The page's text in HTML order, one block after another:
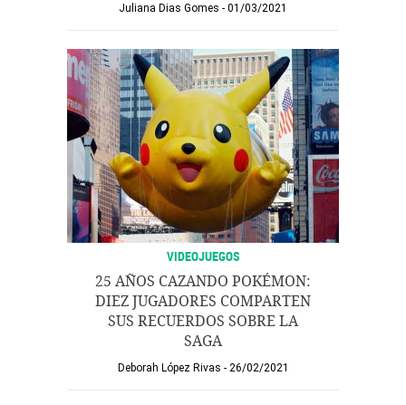
Juliana Dias Gomes 01/03/2021
VIDEOJUEGOS
25 AÑOS CAZANDO POKÉMON:
DIEZ JUGADORES COMPARTEN
SUS RECUERDOS SOBRE LA
SAGA
Deborah López Rivas 26/02/2021